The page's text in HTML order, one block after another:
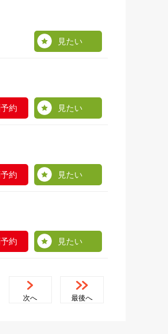
見たい
約 見たい
約 見たい
約 見たい
次へ 最後へ